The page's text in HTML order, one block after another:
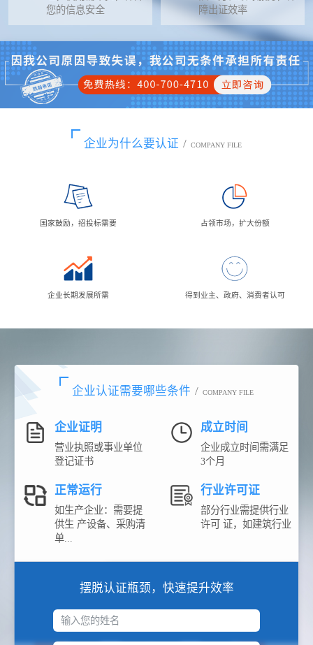
您的信息安全
障出证效率
企业为什么要认证 / COMPANY FILE
国家鼓励，招投标需要 占领市场，扩大份额
企业长期发展所需 得到业主、政府、消费者认可
企业认证需要哪些条件 / COMPANY FILE
企业证明
营业执照或事业单位
登记证书
成立时间
企业成立时间需满足
3个月
正常运行
如生产企业：需要提
供生 产设备、采购清
单...
行业许可证
部分行业需提供行业
许可 证，如建筑行业
摆脱认证瓶颈，快速提升效率
输入您的姓名